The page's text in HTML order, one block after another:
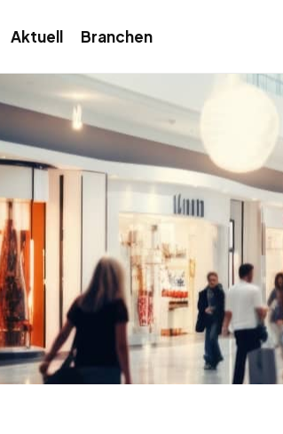
Aktuell Branchen